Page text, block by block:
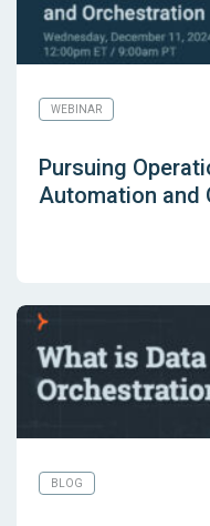
WEBINAR
Pursuing
Automation and
BLOG